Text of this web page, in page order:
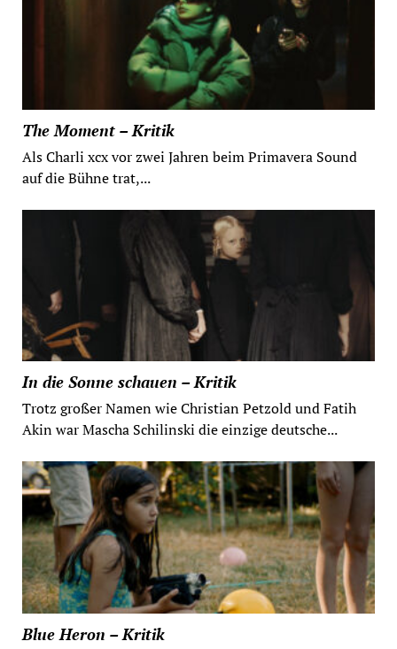
The Moment – Kritik
Als Charli xcx vor zwei Jahren beim Primavera Sound
auf die Bühne trat,...
In die Sonne schauen – Kritik
Trotz großer Namen wie Christian Petzold und Fatih
Akin war Mascha Schilinski die einzige deutsche...
Blue Heron – Kritik